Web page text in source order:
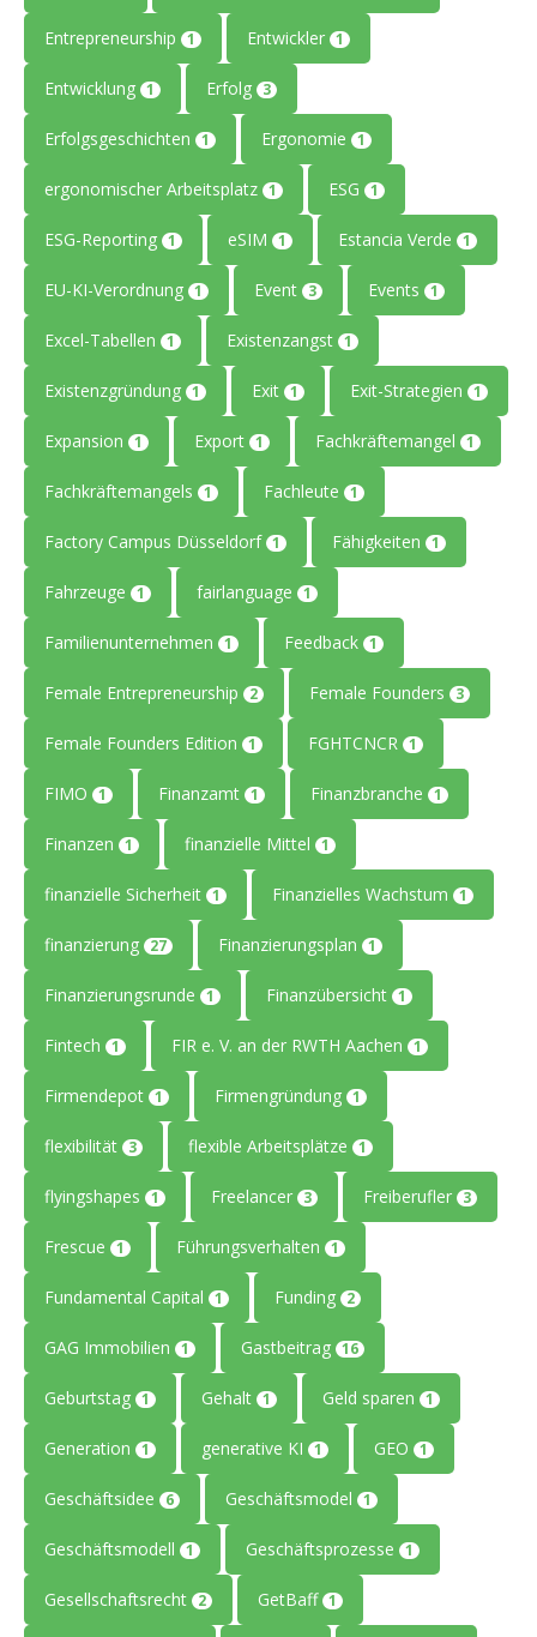
Entrepreneurship 1 Entwickler 1
Entwicklung 1 Erfolg 3
Erfolgsgeschichten 1 Ergonomie 1
ergonomischer Arbeitsplatz 1 ESG 1
ESG-Reporting 1 eSIM 1 Estancia Verde 1
EU-KI-Verordnung 1 Event 3 Events 1
Excel-Tabellen 1 Existenzangst 1
Existenzgründung 1 Exit 1 Exit-Strategien 1
Expansion 1 Export 1 Fachkräftemangel 1
Fachkräftemangels 1 Fachleute 1
Factory Campus Düsseldorf 1 Fähigkeiten 1
Fahrzeuge 1 fairlanguage 1
Familienunternehmen 1 Feedback 1
Female Entrepreneurship 2 Female Founders 3
Female Founders Edition 1 FGHTCNCR 1
FIMO 1 Finanzamt 1 Finanzbranche 1
Finanzen 1 finanzielle Mittel 1
finanzielle Sicherheit 1 Finanzielles Wachstum 1
finanzierung 27 Finanzierungsplan 1
Finanzierungsrunde 1 Finanzübersicht 1
Fintech 1 FIR e. V. an der RWTH Aachen 1
Firmendepot 1 Firmengründung 1
flexibilität 3 flexible Arbeitsplätze 1
flyingshapes 1 Freelancer 3 Freiberufler 3
Frescue 1 Führungsverhalten 1
Fundamental Capital 1 Funding 2
GAG Immobilien 1 Gastbeitrag 16
Geburtstag 1 Gehalt 1 Geld sparen 1
Generation 1 generative KI 1 GEO 1
Geschäftsidee 6 Geschäftsmodel 1
Geschäftsmodell 1 Geschäftsprozesse 1
Gesellschaftsrecht 2 GetBaff 1